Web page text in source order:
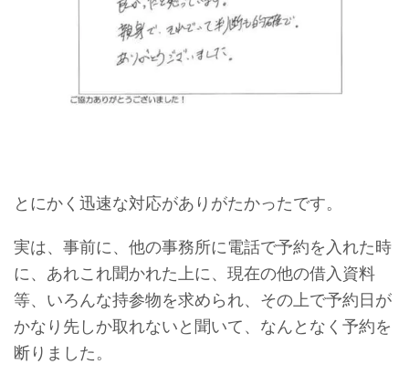
とにかく迅速な対応がありがたかったです。
実は、事前に、他の事務所に電話で予約を入れた時
に、あれこれ聞かれた上に、現在の他の借入資料
等、いろんな持参物を求められ、その上で予約日が
かなり先しか取れないと聞いて、なんとなく予約を
断りました。